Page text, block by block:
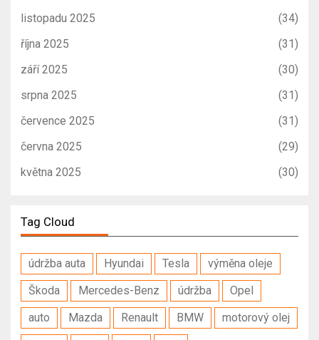
listopadu 2025
(34)
října 2025
(31)
září 2025
(30)
srpna 2025
(31)
července 2025
(31)
června 2025
(29)
května 2025
(30)
Tag Cloud
údržba auta Hyundai Tesla
výměna oleje
Škoda
Mercedes-Benz údržba
Opel
auto
Mazda Renault BMW
motorový olej